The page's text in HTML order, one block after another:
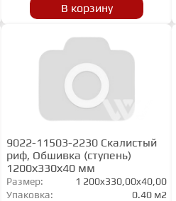
В корзину
9022-11503-2230 Скалистый
риф, Обшивка (ступень)
1200х330х40 мм
Размер:
1 200x330,00x40,00
Упаковка:
0.40 м2